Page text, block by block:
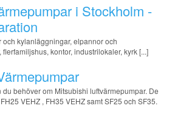
i Stockholm -
kylanläggningar, elpannor och
kontor, industrilokaler, kyrk [...]
behöver om Mitsubishi luftvärmepumpar. De
VEHZ , FH35 VEHZ samt SF25 och SF35.